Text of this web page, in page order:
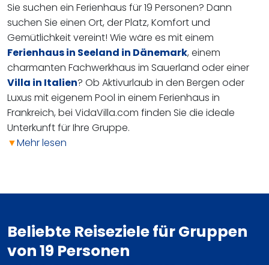
Sie suchen ein Ferienhaus für 19 Personen? Dann
suchen Sie einen Ort, der Platz, Komfort und
Gemütlichkeit vereint! Wie wäre es mit einem
Ferienhaus in Seeland in Dänemark, einem
charmanten Fachwerkhaus im Sauerland oder einer
Villa in Italien? Ob Aktivurlaub in den Bergen oder
Luxus mit eigenem Pool in einem Ferienhaus in
Frankreich, bei VidaVilla.com finden Sie die ideale
Unterkunft für Ihre Gruppe.
▼Mehr lesen
Beliebte Reiseziele für Gruppen
von 19 Personen